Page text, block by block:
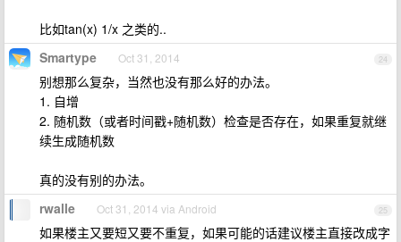
比如tan(x) 1/x 之类的..
24
Smartype Oct 31, 2014
别想那么复杂，当然也没有那么好的办法。
1. 自增
2. 随机数（或者时间戳+随机数）检查是否存在，如果重复就继
续生成随机数
真的没有别的办法。
25
rwalle Oct 31, 2014 via Android
如果楼主又要短又要不重复，如果可能的话建议楼主直接改成字